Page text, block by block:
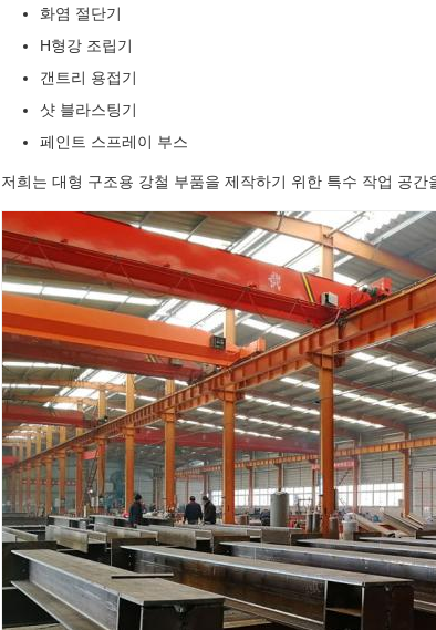
화염 절단기
H형강 조립기
갠트리 용접기
샷 블라스팅기
페인트 스프레이 부스
저희는 대형 구조용 강철 부품을 제작하기 위한 특수 작업 공간